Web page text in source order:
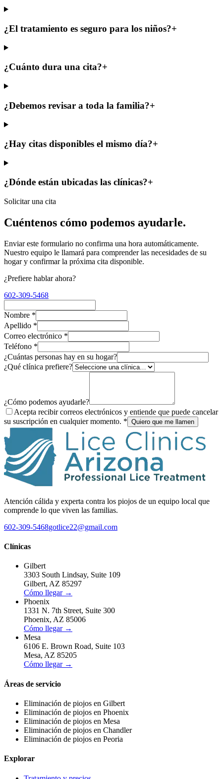
¿El tratamiento es seguro para los niños?+
¿Cuánto dura una cita?+
¿Debemos revisar a toda la familia?+
¿Hay citas disponibles el mismo día?+
¿Dónde están ubicadas las clínicas?+
Solicitar una cita
Cuéntenos cómo podemos ayudarle.
Enviar este formulario no confirma una hora automáticamente.
Nuestro equipo le llamará para comprender las necesidades de su
hogar y confirmar la próxima cita disponible.
¿Prefiere hablar ahora?
602-309-5468
Nombre *
Apellido *
Correo electrónico *
Teléfono *
¿Cuántas personas hay en su hogar?
¿Qué clínica prefiere?
¿Cómo podemos ayudarle?
Acepta recibir correos electrónicos y entiende que puede cancelar
su suscripción en cualquier momento. * Quiero que me llamen
Atención cálida y experta contra los piojos de un equipo local que
comprende lo que viven las familias.
602-309-5468gotlice22@gmail.com
Clínicas
Gilbert
3303 South Lindsay, Suite 109
Gilbert, AZ 85297
Cómo llegar→
Phoenix
1331 N. 7th Street, Suite 300
Phoenix, AZ 85006
Cómo llegar→
Mesa
6106 E. Brown Road, Suite 103
Mesa, AZ 85205
Cómo llegar→
Áreas de servicio
Eliminación de piojos en Gilbert
Eliminación de piojos en Phoenix
Eliminación de piojos en Mesa
Eliminación de piojos en Chandler
Eliminación de piojos en Peoria
Explorar